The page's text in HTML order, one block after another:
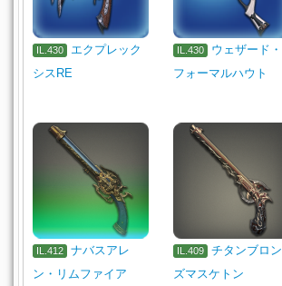
IL.430
エクプレック
シスRE
IL.430
ウェザード・
フォーマルハウト
IL.412
ナバスアレ
ン・リムファイア
IL.409
チタンブロン
ズマスケトン